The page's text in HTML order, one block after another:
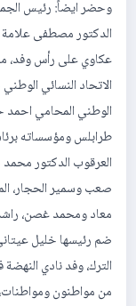
وحضر ايضاً: رئيس
الدكتور مصطفى
عكاوي على رأس وفد،
الاتحاد النسائي
الوطني المحامي
طرابلس ومؤسساته
العرقوب الدكتور
صعب وسمير الحجار،
معاد ومحمد غصن،
ضم رئيسها خليل
الترك، وفد نادي
من مواطنون